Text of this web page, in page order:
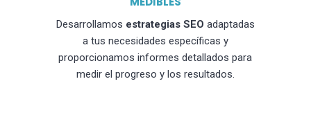
Desarrollamos estrategias SEO adaptadas
a tus necesidades específicas y
proporcionamos informes detallados para
medir el progreso y los resultados.